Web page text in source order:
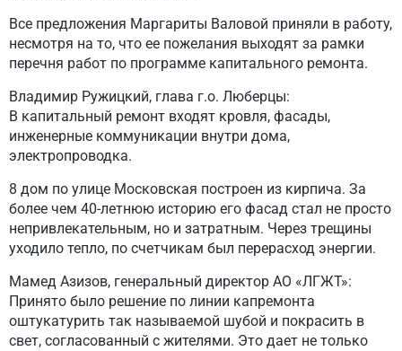
Все предложения Маргариты Валовой приняли в работу,
несмотря на то, что ее пожелания выходят за рамки
перечня работ по программе капитального ремонта.
Владимир Ружицкий, глава г.о. Люберцы:
В капитальный ремонт входят кровля, фасады,
инженерные коммуникации внутри дома,
электропроводка.
8 дом по улице Московская построен из кирпича. За
более чем 40-летнюю историю его фасад стал не просто
непривлекательным, но и затратным. Через трещины
уходило тепло, по счетчикам был перерасход энергии.
Мамед Азизов, генеральный директор АО «ЛГЖТ»:
Принято было решение по линии капремонта
оштукатурить так называемой шубой и покрасить в
свет, согласованный с жителями. Это дает не только